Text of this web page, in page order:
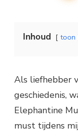
Inhoud toon
Als liefhebber
geschiedenis,
Elephantine
must tijdens